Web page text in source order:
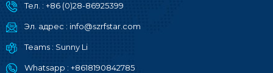
Тел. : +86 (0)28-86925399
Эл. адрес : info@szrfstar.com
Teams : Sunny Li
Whatsapp : +8618190842785